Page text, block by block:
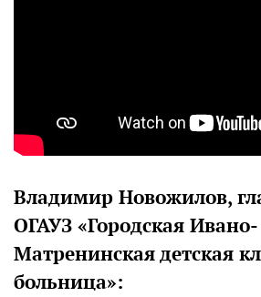
Владимир Новожилов,
ОГАУЗ «Городская Ивано-
Матренинская детская
больница»: